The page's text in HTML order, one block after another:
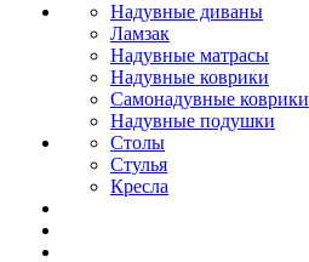
Надувные диваны
Ламзак
Надувные матрасы
Надувные коврики
Самонадувные коврики
Надувные подушки
Столы
Стулья
Кресла